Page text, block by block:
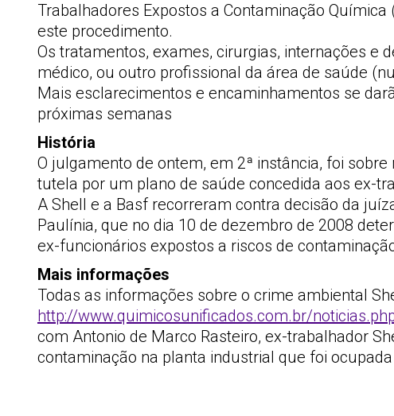
Trabalhadores Expostos a Contaminação
este procedimento.
Os tratamentos, exames, cirurgias, internações e
médico, ou outro profissional da área de saúde
Mais esclarecimentos e encaminhamentos se
próximas semanas
História
O julgamento de ontem, em 2ª instância, foi
tutela por um plano de saúde concedida aos ex-
A Shell e a Basf recorreram contra decisão da
Paulínia, que no dia 10 de dezembro de 2008
ex-funcionários expostos a riscos de
Mais informações
Todas as informações sobre o crime ambiental
http://www.quimicosunificados.com.br/
com Antonio de Marco Rasteiro, ex-trabalhador
contaminação na planta industrial que foi